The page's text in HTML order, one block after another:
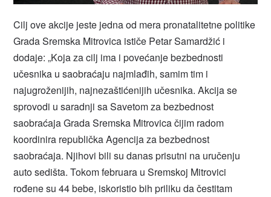
Cilj ove akcije jeste jedna od mera pronatalitetne politike
Grada Sremska Mitrovica ističe Petar Samardžić i
dodaje: „Koja za cilj ima i povećanje bezbednosti
učesnika u saobraćaju najmlađih, samim tim i
najugroženijih, najnezaštićenijih učesnika. Akcija se
sprovodi u saradnji sa Savetom za bezbednost
saobraćaja Grada Sremska Mitrovica čijim radom
koordinira republička Agencija za bezbednost
saobraćaja. Njihovi bili su danas prisutni na uručenju
auto sedišta. Tokom februara u Sremskoj Mitrovici
rođene su 44 bebe, iskoristio bih priliku da čestitam